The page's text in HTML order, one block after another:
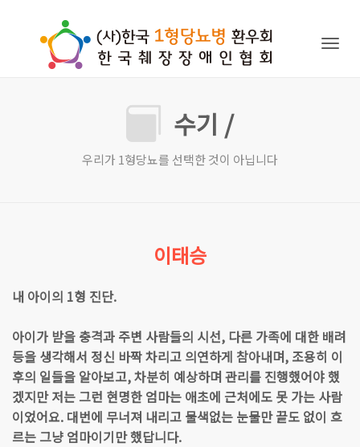
수기 /
우리가 1형당뇨를 선택한 것이 아닙니다
이태승
내 아이의 1형 진단.
아이가 받을 충격과 주변 사람들의 시선, 다른 가족에 대한 배려
등을 생각해서 정신 바짝 차리고 의연하게 참아내며, 조용히 이
후의 일들을 알아보고, 차분히 예상하며 관리를 진행했어야 했
겠지만 저는 그런 현명한 엄마는 애초에 근처에도 못 가는 사람
이었어요. 대번에 무너져 내리고 물색없는 눈물만 끝도 없이 흐
르는 그냥 엄마이기만 했답니다.